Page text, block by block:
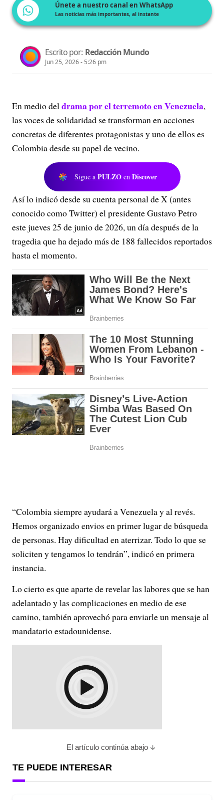
Únete a nuestro canal en WhatsApp
Las noticias más importantes, al instante
Escrito por: Redacción Mundo
Jun 25, 2026 - 5:26 pm
En medio deldrama por el terremoto en Venezuela,
las voces de solidaridad se transforman en acciones
concretas de diferentes protagonistas y uno de ellos es
Colombia desde su papel de vecino.
Sigue a PULZO en Discover
Así lo indicó desde su cuenta personal de X (antes
conocido como Twitter) el presidente Gustavo Petro
este jueves 25 de junio de 2026, un día después de la
tragedia que ha dejado más de 188 fallecidos reportados
hasta el momento.
“Colombia siempre ayudará a Venezuela y al revés.
Hemos organizado envios en primer lugar de búsqueda
de personas. Hay dificultad en aterrizar. Todo lo que se
soliciten y tengamos lo tendrán”, indicó en primera
instancia.
Lo cierto es que aparte de revelar las labores que se han
adelantado y las complicaciones en medio de ese
camino, también aprovechó para enviarle un mensaje al
mandatario estadounidense.
El artículo continúa abajo
TE PUEDE INTERESAR